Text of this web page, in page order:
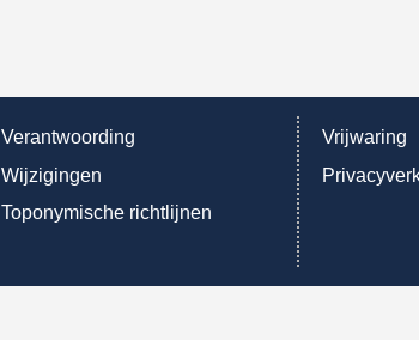
Verantwoording
Wijzigingen
Toponymische richtlijnen
Vrijwaring